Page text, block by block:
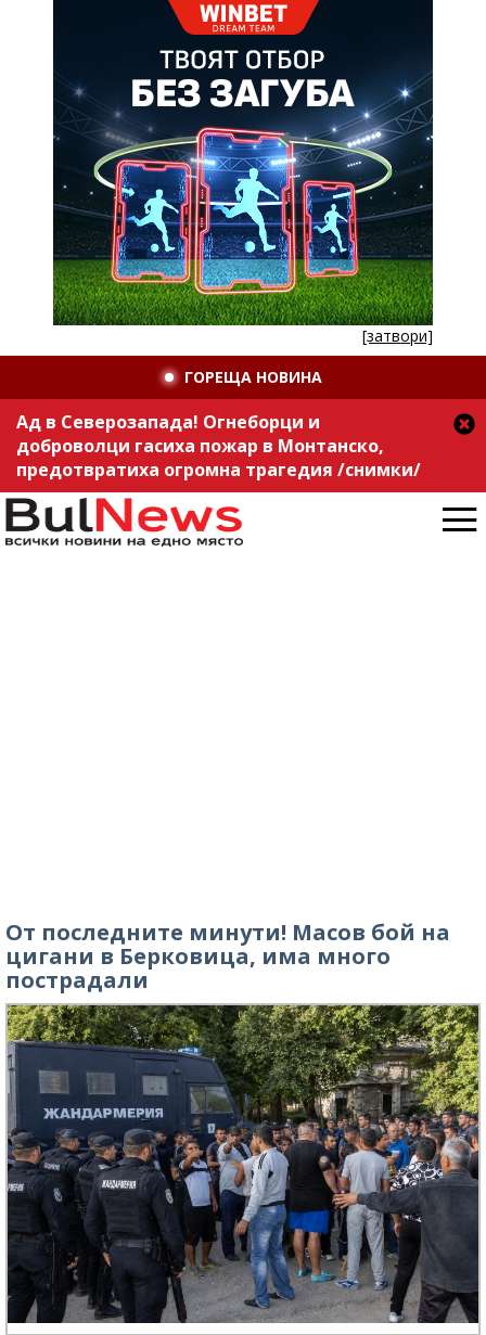
[затвори]
ГОРЕЩА НОВИНА
Ад в Северозапада! Огнеборци и
доброволци гасиха пожар в Монтанско,
предотвратиха огромна трагедия /снимки/
От последните минути! Масов бой на
цигани в Берковица, има много
пострадали